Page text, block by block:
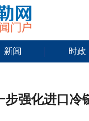
新闻 时政
步强化进口冷